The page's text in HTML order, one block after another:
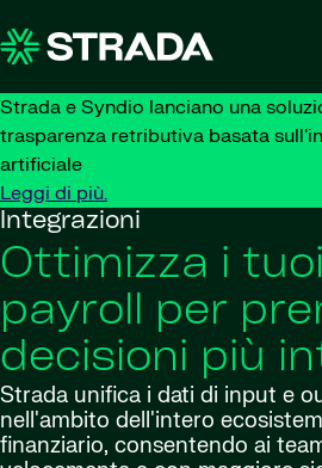
Strada e Syndio lanciano una
trasparenza retributiva basata
artificiale
Leggi di più.
Integrazioni
Ottimizza i
payroll per
decisioni più
Strada unifica i dati di input e
nell'ambito dell'intero
finanziario, consentendo ai